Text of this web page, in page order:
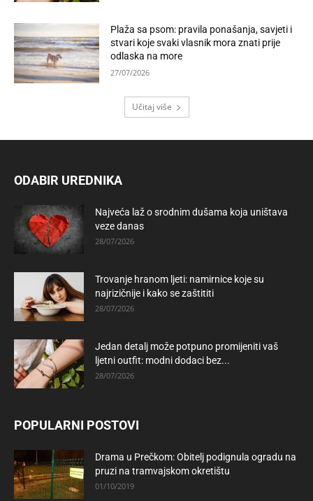
Plaža sa psom: pravila ponašanja, savjeti i
stvari koje svaki vlasnik mora znati prije
odlaska na more
27/07/2026
Učitaj više
ODABIR UREDNIKA
Najveća laž o srodnim dušama koja uništava
veze danas
28/07/2026
Trovanje hranom ljeti: namirnice koje su
najrizičnije i kako se zaštititi
28/07/2026
Jedan detalj može potpuno promijeniti vaš
ljetni outfit: modni dodaci bez...
28/07/2026
POPULARNI POSTOVI
Drama u Prečkom: Obitelj podignula ogradu na
pruzi na tramvajskom okretištu
01/10/2019